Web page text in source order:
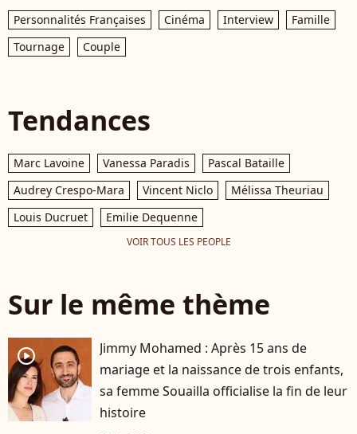
Personnalités Françaises Cinéma Interview
Famille
Tournage
Couple
Tendances
Marc Lavoine Vanessa Paradis
Pascal Bataille
Audrey Crespo-Mara
Vincent Niclo
Mélissa Theuriau
Louis Ducruet
Emilie Dequenne
VOIR TOUS LES PEOPLE
Sur le même thème
player2
Jimmy Mohamed : Après 15 ans de
mariage et la naissance de trois enfants,
sa femme Souailla officialise la fin de leur
histoire